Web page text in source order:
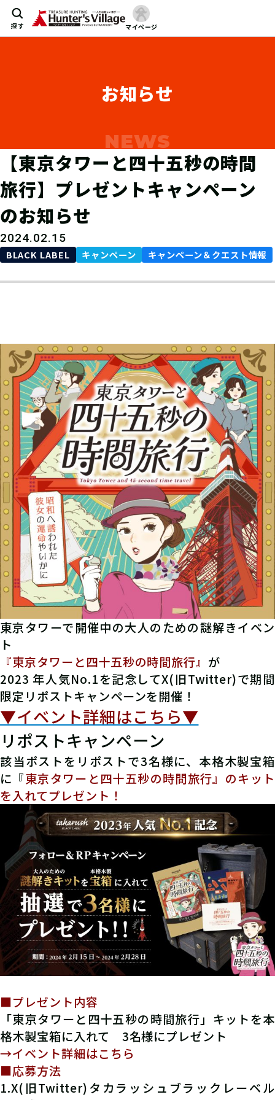
探す マイページ
お知らせ
【東京タワーと四十五秒の時間
旅行】プレゼントキャンペーン
のお知らせ
2024.02.15
BLACK LABEL キャンペーン キャンペーン＆クエスト情報
東京タワーで開催中の大人のための謎解きイベン
ト
『東京タワーと四十五秒の時間旅行』 が
2023 年人気No.1を記念してX(旧Twitter)で期間
限定リポストキャンペーンを開催！
▼イベント詳細はこちら▼
リポストキャンペーン
該当ポストをリポストで3名様に、本格木製宝箱
に『東京タワーと四十五秒の時間旅行』のキット
を入れてプレゼント！
■プレゼント内容
「東京タワーと四十五秒の時間旅行」キットを本
格木製宝箱に入れて 3名様にプレゼント
→イベント詳細はこちら
■応募方法
1.X(旧Twitter)タカラッシュブラックレーベル